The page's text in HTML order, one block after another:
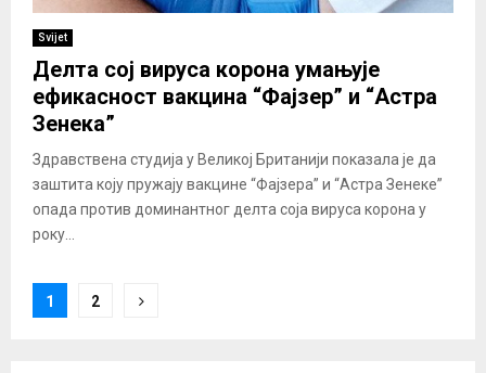
Svijet
Делта сој вируса корона умањује
ефикасност вакцина “Фајзер” и “Астра
Зенека”
Здравствена студија у Великој Британији показала је да
заштита коју пружају вакцине “Фајзера” и “Астра Зенеке”
опада против доминантног делта соја вируса корона у
року...
Posts
1 2